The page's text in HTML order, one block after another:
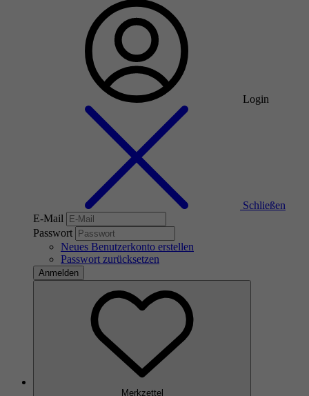
Login
Schließen
E-Mail
Passwort
Neues Benutzerkonto erstellen
Passwort zurücksetzen
Anmelden
Merkzettel